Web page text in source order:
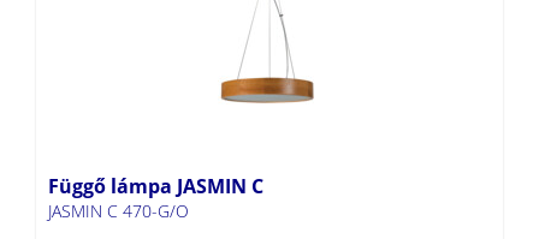
Függő lámpa JASMIN C
JASMIN C 470-G/O